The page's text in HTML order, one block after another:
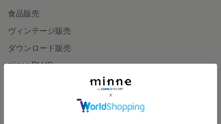
食品販売
ヴィンテージ販売
ダウンロード販売
minne PLUS
販売支援企画・イベント